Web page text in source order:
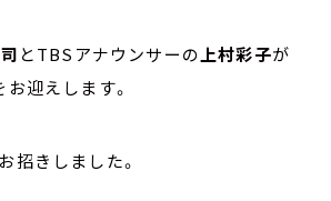
とTBSアナウンサーの 上村彩子が
迎えします。
招きしました。